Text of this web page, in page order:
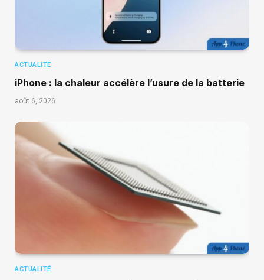
ACTUALITÉ
iPhone : la chaleur accélère l’usure de la batterie
août 6, 2026
ACTUALITÉ